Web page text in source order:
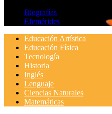
Biografías
Efemérides
Educación Artística
Educación Física
Tecnología
Historia
Inglés
Lenguaje
Ciencias Naturales
Matemáticas